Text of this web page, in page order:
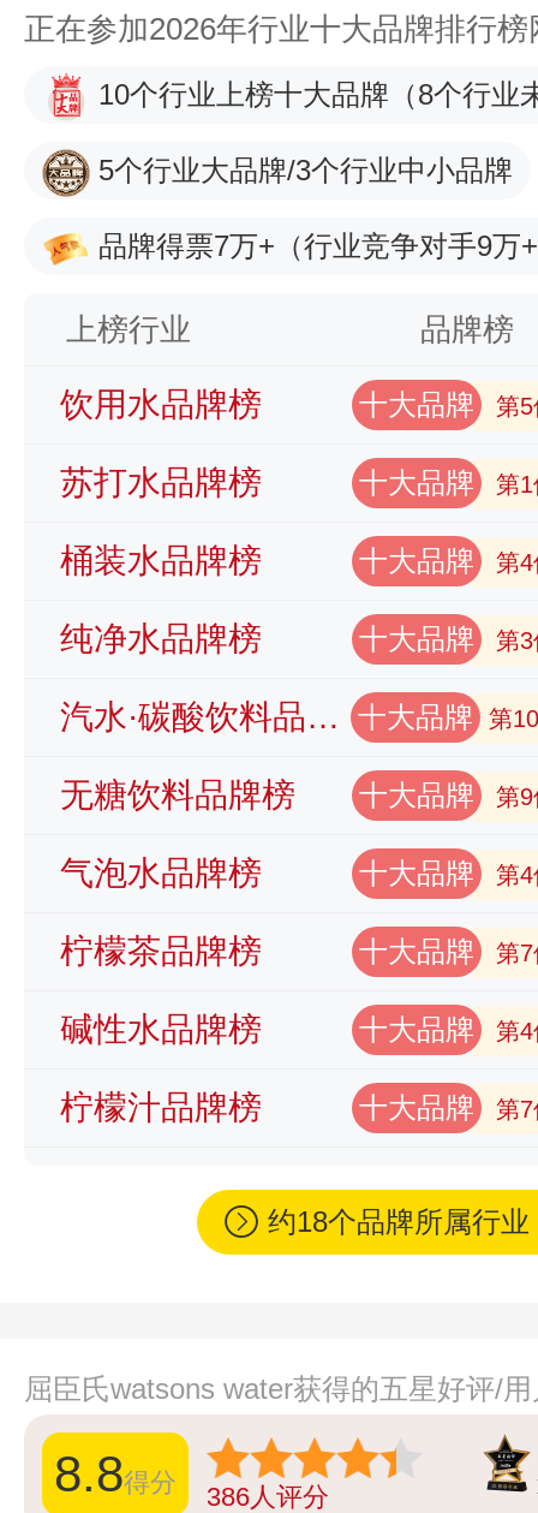
正在参加2026年行业十大品牌排行
10个行业上榜十大品牌 （8个行业
5个行业大品牌/3个行业中小品牌
品牌得票7万+ （行业竞争对手9万
上榜行业 品牌榜
饮用水品牌榜 十大品牌 第5
苏打水品牌榜 十大品牌 第1
桶装水品牌榜 十大品牌 第4
纯净水品牌榜 十大品牌 第3
汽水·碳酸饮料品牌榜 十大品牌 第
无糖饮料品牌榜 十大品牌 第9
气泡水品牌榜 十大品牌 第4
柠檬茶品牌榜 十大品牌 第7
碱性水品牌榜 十大品牌 第4
柠檬汁品牌榜 十大品牌 第7
约18个品牌所属行
屈臣氏watsons water获得的五星好评/
8.8得分 386人评分